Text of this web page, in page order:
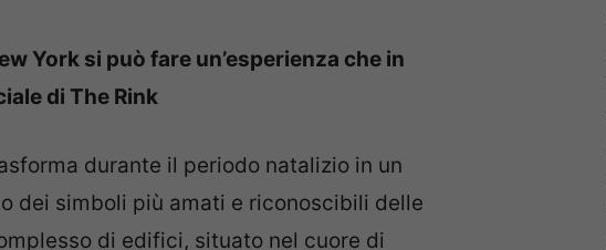
York si può fare un’esperienza che in
di The Rink
durante il periodo natalizio in un
dei simboli più amati e riconoscibili delle
di edifici, situato nel cuore di